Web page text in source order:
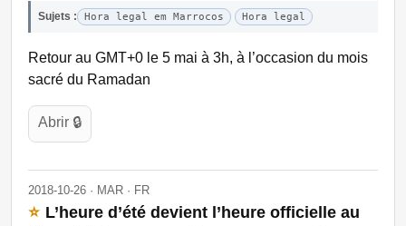
Sujets : Hora legal em Marrocos Hora legal
Retour au GMT+0 le 5 mai à 3h, à l’occasion du mois
sacré du Ramadan
Abrir 🔒
2018-10-26 · MAR · FR
⭐ L’heure d’été devient l’heure officielle au